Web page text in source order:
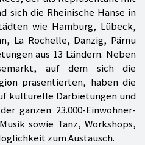
sich die Rheinische Hanse in
wie Hamburg, Lübeck,
La Rochelle, Danzig, Pärnu
aus 13 Ländern. Neben
auf dem sich die
präsentierten, haben die
kulturelle Darbietungen und
ganzen 23.000-Einwohner-
sowie Tanz, Workshops,
zum Austausch.